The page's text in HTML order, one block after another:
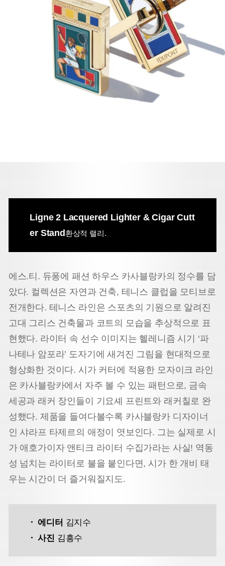
Ligne 2 Lacquered Lighter & Cigar Cutt
er Stand환상적 랠리.
에스.티. 듀퐁에 패션 하우스 카사블랑카의 정수를 담
았다. 컬렉션은 자연과 건축, 테니스 클럽을 모티브로
전개한다. 테니스 라인은 스포츠의 기원으로 알려진
고대 그리스 건축물과 코트의 모습을 추상적으로 표
현했다. 라이터 속 선수 이미지는 헬레니즘 시기 ‘파
나테나 암포라’ 도자기에 새겨진 그림을 현대적으로
형상화한 것이다. 시가 커터에 적용한 모자이크 라인
은 카사블랑카에서 자주 볼 수 있는 패턴으로, 금속
세공과 래커 장인들이 기요셰 프린트와 래커칠로 완
성했다. 제품을 들여다볼수록 카사블랑카 디자이너
인 샤라프 타제르의 애정이 엿보인다. 그는 실제로 시
가 애호가이자 앤티크 라이터 수집가라는 사실! 역동
성 넘치는 라이터로 불을 붙인다면, 시가 한 개비 태
우는 시간이 더 즐거워질지도.
에디터 김지수
사진 김흥수